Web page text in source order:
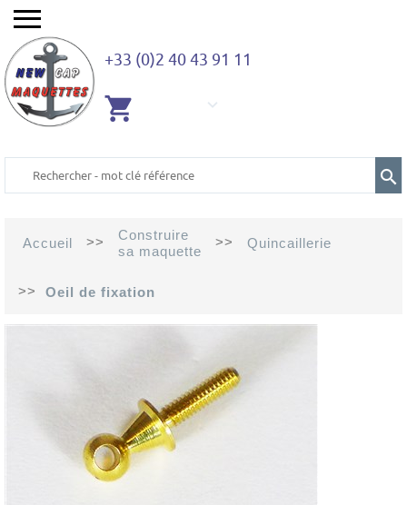
+33 (0)2 40 43 91 11
Accueil >>
Construire
sa maquette
>> Quincaillerie
>> Oeil de fixation